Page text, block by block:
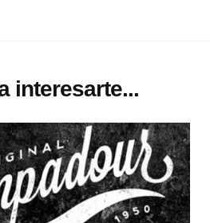
interesarte...